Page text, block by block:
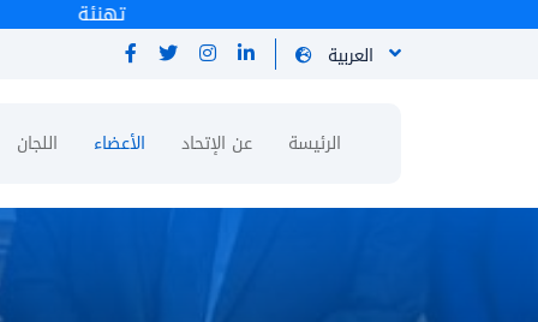
الرئيسة عن الإتحاد الأعضاء اللجان